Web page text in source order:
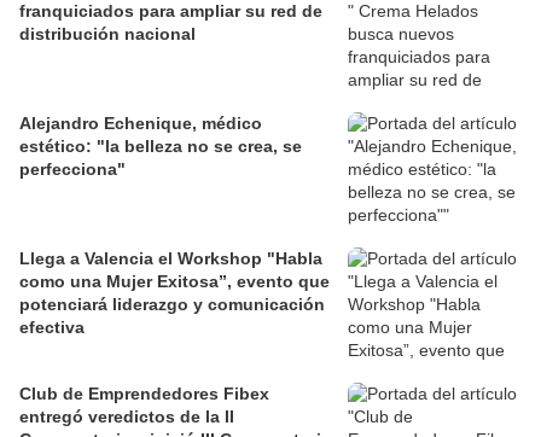
franquiciados para ampliar su red de
distribución nacional
Alejandro Echenique, médico
estético: "la belleza no se crea, se
perfecciona"
Llega a Valencia el Workshop "Habla
como una Mujer Exitosa”, evento que
potenciará liderazgo y comunicación
efectiva
Club de Emprendedores Fibex
entregó veredictos de la II